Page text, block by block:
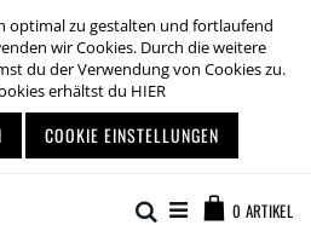
optimal zu gestalten und fortlaufend
wir Cookies. Durch die weitere
du der Verwendung von Cookies zu.
erhältst du HIER
COOKIE EINSTELLUNGEN
0 ARTIKEL
Suche